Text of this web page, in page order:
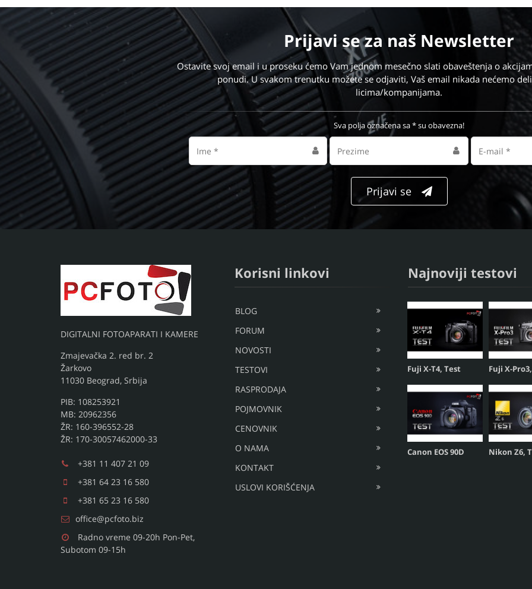
Prijavi seza naš Newsletter
Ostavite svoj email i u proseku ćemo Vam jednom mesečno slati obaveštenja o
ponudi. U svakom trenutku možete se odjaviti, Vaš email nikada nećemo
licima/kompanijama.
Sva polja označena sa * su obavezna!
Ime Prezime
Email
adresa
Prijavi se
DIGITALNI FOTOAPARATI I KAMERE
Zmajevačka 2. red br. 2
Žarkovo
11030 Beograd, Srbija
PIB: 108253921
MB: 20962356
ŽR: 160-396552-28
ŽR: 170-30057462000-33
+381 11 407 21 09
+381 64 23 16 580
+381 65 23 16 580
office@pcfoto.biz
Radno vreme 09-20h Pon-Pet,
Subotom 09-15h
Korisni linkovi
BLOG
FORUM
NOVOSTI
TESTOVI
RASPRODAJA
POJMOVNIK
CENOVNIK
O NAMA
KONTAKT
USLOVI KORIŠĆENJA
Najnoviji testovi
Fuji X-T4, Test Fuji X-
Canon EOS 90D Nikon Z6,